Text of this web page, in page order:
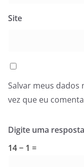
Site
Salvar meus
vez que eu
Digite uma
14 − 1 =